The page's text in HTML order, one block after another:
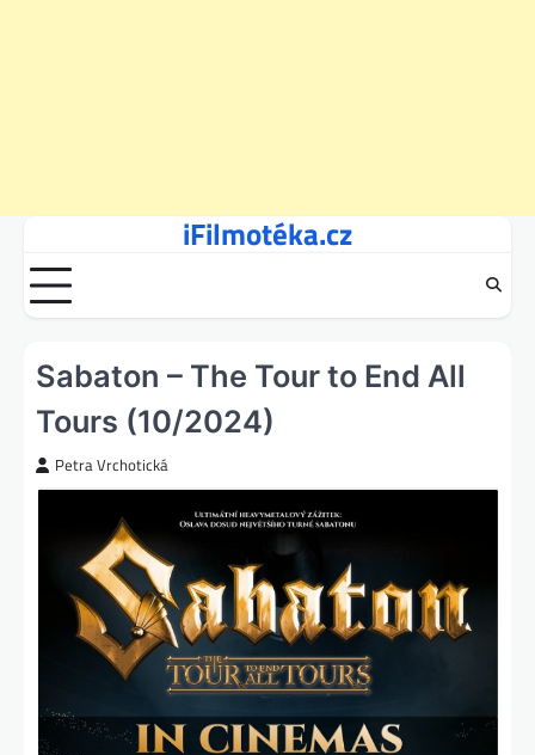
content
iFilmotéka.cz
Sabaton – The Tour to End All
Tours (10/2024)
Petra Vrchotická